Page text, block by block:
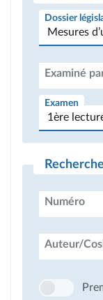
Dossier
Examiné
Examen
Numéro
Auteur/